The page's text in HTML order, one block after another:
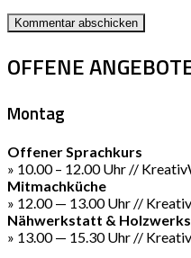
OFFENE
Montag
Offener Sprachkurs
» 10.00 – 12.00 Uhr //
Mitmachküche
» 12.00 — 13.00 Uhr //
Nähwerkstatt &
» 13.00 — 15.30 Uhr //